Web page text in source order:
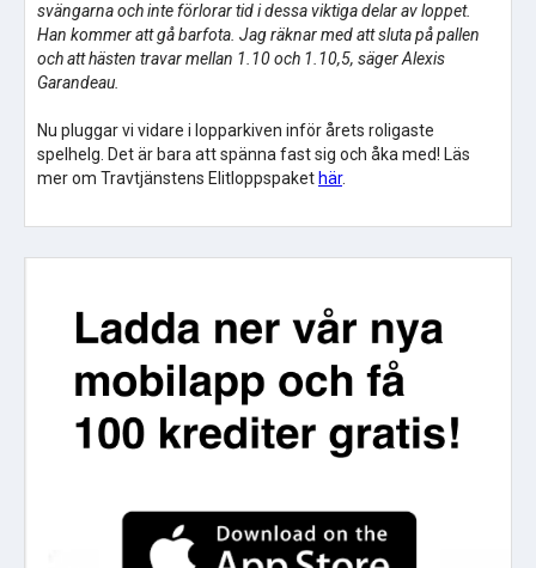
svängarna och inte förlorar tid i dessa viktiga delar av loppet.
Han kommer att gå barfota. Jag räknar med att sluta på pallen
och att hästen travar mellan 1.10 och 1.10,5, säger Alexis
Garandeau.
Nu pluggar vi vidare i lopparkiven inför årets roligaste
spelhelg. Det är bara att spänna fast sig och åka med! Läs
mer om Travtjänstens Elitloppspaket här.